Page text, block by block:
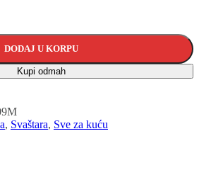
količina
DODAJ U KORPU
Kupi odmah
, Svaštara, Sve za kuću